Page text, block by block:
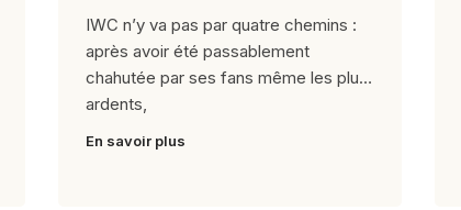
IWC n’y va pas par quatre chemins :
après avoir été passablement
chahutée par ses fans même les plus
ardents,
En savoir plus